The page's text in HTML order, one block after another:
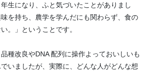
生になり、ふと気づいたことがありまし
を持ち、農学を学んだにも関わらず、食の
。」ということです。
種改良やDNA 配列に操作よっておいしいも
いましたが、実際に、どんな人がどんな想